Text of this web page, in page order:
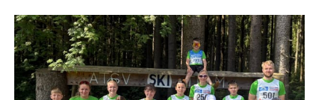
Altersklasse U9 erreichte Felix Schneider bei seinem
Rennen einen guten